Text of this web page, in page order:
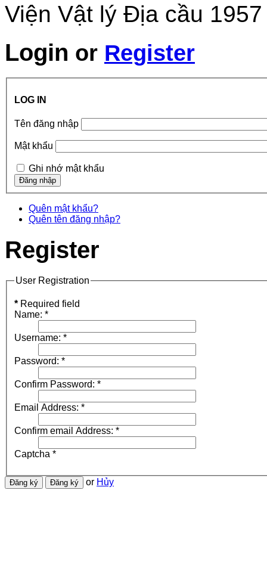
Viện Vật lý Địa cầu
Login or Register
LOG IN
Tên đăng nhập
Mật khẩu
Ghi nhớ mật khẩu
Quên mật khẩu?
Quên tên đăng nhập?
Register
User Registration
* Required field
Name: *
Username: *
Password: *
Confirm Password: *
Email Address: *
Confirm email Address: *
Captcha *
or Hủy